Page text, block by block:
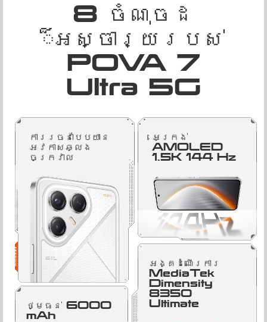
8 ចំណុចដ
៏អស្ចារ្យរបស់
POVA 7
Ultra 5G
ការរចនាបែបយាន
អវកាសឆ្លង
ចក្រវាល
ថ្មធន់ 6000
mAh
អេក្រង់
AMOLED
1.5K 144 Hz
អង្គដំណើរការ
MediaTek
Dimensity
8350
Ultimate